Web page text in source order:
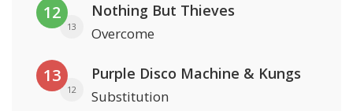
12
13
Nothing But Thieves
Overcome
13
12
Purple Disco Machine & Kungs
Substitution